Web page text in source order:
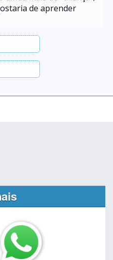
de aprender